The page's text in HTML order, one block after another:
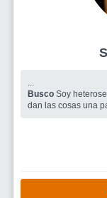
Busco Soy
dan las cosas una